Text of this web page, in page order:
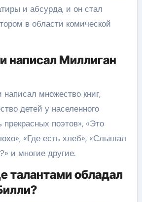
и абсурда, и он стал
в области комической
написал Миллиган
множество книг,
детей у населенного
прекрасных поэтов», «Это
«Где есть хлеб», «Слышал
и многие другие.
талантами обладал